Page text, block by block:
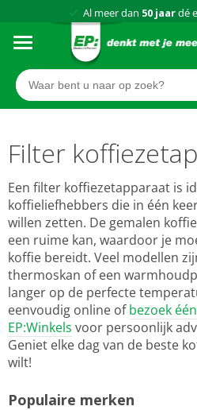
Al meer dan 50 jaardé
Filter
Een filter koffiezetapparaat is
koffieliefhebbers die in één
willen zetten. De gemalen
een ruime kan, waardoor je
koffie bereidt. Veel modellen
thermoskan of een
langer op de perfecte
eenvoudig online ofbezoek
EP:Winkels voor persoonlijk
Geniet elke dag van de beste
wilt!
Populaire merken